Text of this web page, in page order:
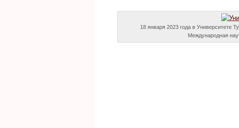
18 января 2023 года в Университете
Международная